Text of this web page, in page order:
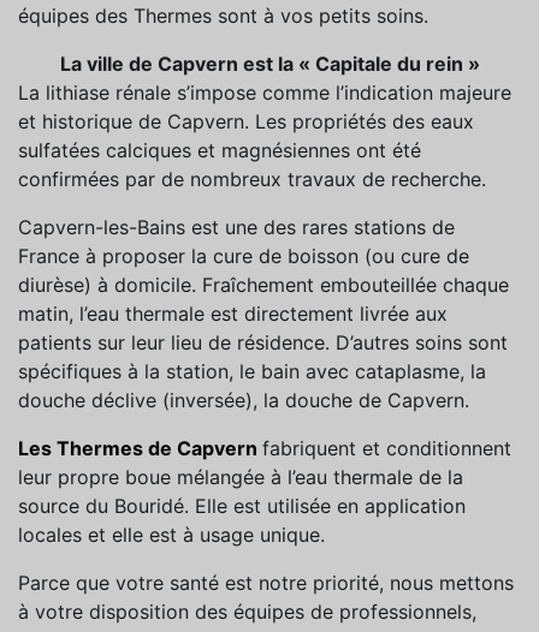
équipes des Thermes sont à vos petits soins.
La ville de Capvern est la « Capitale du rein »
La lithiase rénale s’impose comme l’indication majeure
et historique de Capvern. Les propriétés des eaux
sulfatées calciques et magnésiennes ont été
confirmées par de nombreux travaux de recherche.
Capvern-les-Bains est une des rares stations de
France à proposer la cure de boisson (ou cure de
diurèse) à domicile. Fraîchement embouteillée chaque
matin, l’eau thermale est directement livrée aux
patients sur leur lieu de résidence. D’autres soins sont
spécifiques à la station, le bain avec cataplasme, la
douche déclive (inversée), la douche de Capvern.
Les Thermes de Capvern fabriquent et conditionnent
leur propre boue mélangée à l’eau thermale de la
source du Bouridé. Elle est utilisée en application
locales et elle est à usage unique.
Parce que votre santé est notre priorité, nous mettons
à votre disposition des équipes de professionnels,